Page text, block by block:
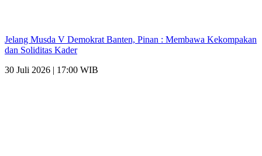
Jelang Musda V Demokrat Banten, Pinan : Membawa Kekompakan
dan Soliditas Kader
30 Juli 2026 | 17:00 WIB